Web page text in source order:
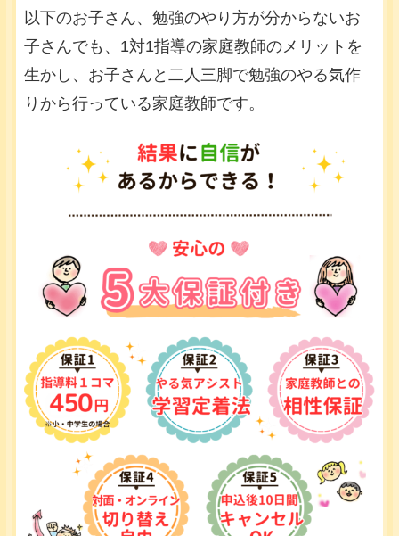
以下のお子さん、勉強のやり方が分からないお
子さんでも、1対1指導の家庭教師のメリットを
生かし、お子さんと二人三脚で勉強のやる気作
りから行っている家庭教師です。